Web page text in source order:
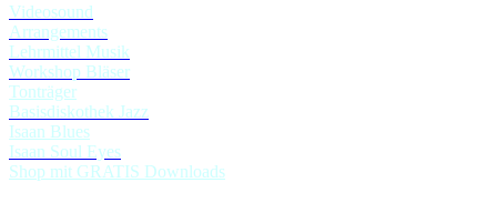
Videosound
Arrangements
Lehrmittel Musik
Workshop Bläser
Tonträger
Basisdiskothek Jazz
Isaan Blues
Isaan Soul Eyes
Shop mit GRATIS Downloads